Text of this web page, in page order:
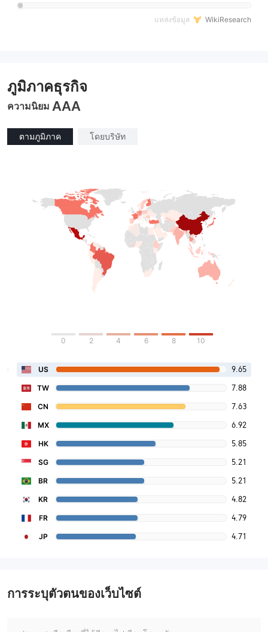
แหล่งข้อมูล WikiResearch
ภูมิภาคธุรกิจ
ความนิยม AAA
ตามภูมิภาค โดยบริษัท
0 2 4 6 8 10
US 9.65
TW 7.88
CN 7.63
MX 6.92
HK 5.85
SG 5.21
BR 5.21
KR 4.82
FR 4.79
JP 4.71
การระบุตัวตนของเว็บไซต์